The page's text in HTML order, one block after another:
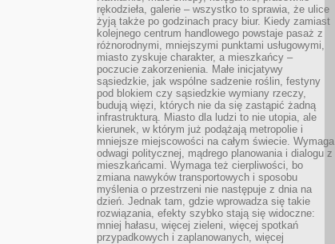
rękodzieła, galerie – wszystko to sprawia, że ulice
żyją także po godzinach pracy biur. Kiedy zamiast
kolejnego centrum handlowego powstaje pasaż z
różnorodnymi, mniejszymi punktami usługowymi,
miasto zyskuje charakter, a mieszkańcy –
poczucie zakorzenienia. Małe inicjatywy
sąsiedzkie, jak wspólne sadzenie roślin, festyny
pod blokiem czy sąsiedzkie wymiany rzeczy,
budują więzi, których nie da się zastąpić żadną
infrastrukturą. Miasto dla ludzi to nie utopia, ale
kierunek, w którym już podążają metropolie i
mniejsze miejscowości na całym świecie. Wymaga
odwagi politycznej, mądrego planowania i dialogu z
mieszkańcami. Wymaga też cierpliwości, bo
zmiana nawyków transportowych i sposobu
myślenia o przestrzeni nie następuje z dnia na
dzień. Jednak tam, gdzie wprowadza się takie
rozwiązania, efekty szybko stają się widoczne:
mniej hałasu, więcej zieleni, więcej spotkań
przypadkowych i zaplanowanych, więcej